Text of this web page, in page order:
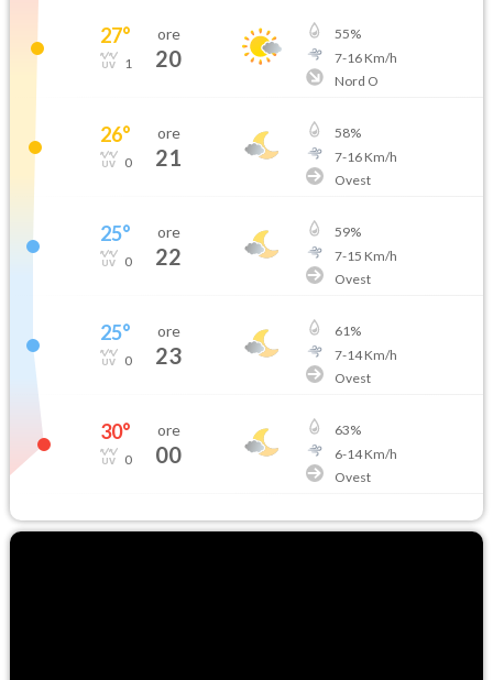
27°
1
ore
20
55%
7-16Km/h
Nord O
26°
0
ore
21
58%
7-16Km/h
Ovest
25°
0
ore
22
59%
7-15 Km/h
Ovest
25°
0
ore
23
61%
7-14Km/h
Ovest
30°
0
ore
00
63%
6-14Km/h
Ovest